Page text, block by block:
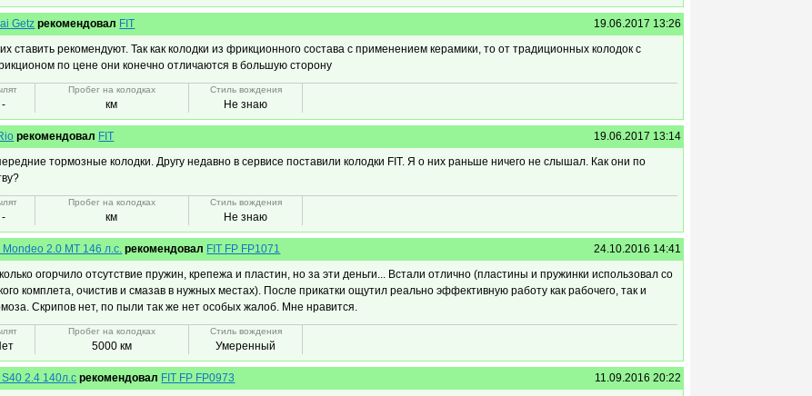
Getz рекомендовал FIT 19.06.2017 13:26
ставить рекомендуют. Так как колодки из фрикционного состава с применением керамики, то от традиционных колодок с
по цене они конечно отличаются в большую сторону
-
Пробег на колодках
км
Стиль вождения
Не знаю
рекомендовал FIT 19.06.2017 13:14
тормозные колодки. Другу недавно в сервисе поставили колодки FIT. Я о них раньше ничего не слышал. Как они по
-
Пробег на колодках
км
Стиль вождения
Не знаю
Mondeo 2.0 МТ 146 л.с. рекомендовал FIT FP FP1071 24.10.2016 14:41
огорчило отсутствие пружин, крепежа и пластин, но за эти деньги... Встали отлично (пластины и пружинки использовал со
комплета, очистив и смазав в нужных местах). После прикатки ощутил реально эффективную работу как рабочего, так и
Скрипов нет, по пыли так же нет особых жалоб. Мне нравится.
Пробег на колодках
5000 км
Стиль вождения
Умеренный
S40 2.4 140л.с рекомендовал FIT FP FP0973 11.09.2016 20:22